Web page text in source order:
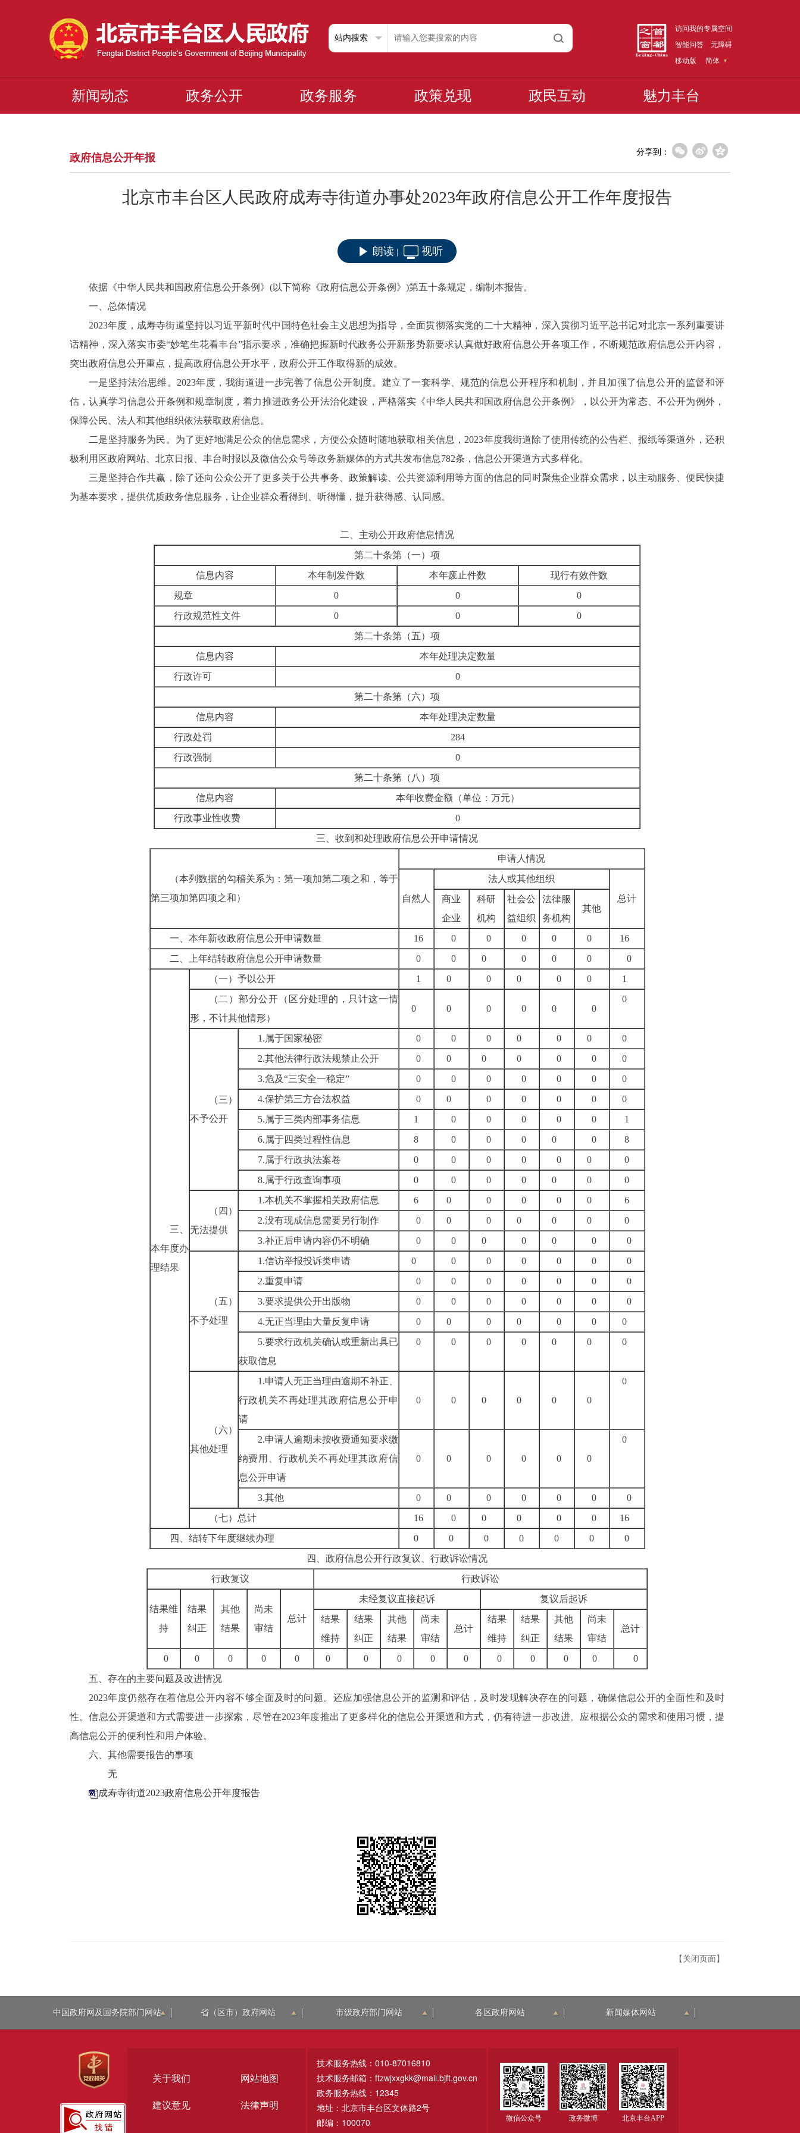
访问我的专属空间
智能问答
无障碍
移动版
简体
新闻动态 政务公开 政务服务 政策兑现 政民互动 魅力丰台
政府信息公开年报 分享到：
北京市丰台区人民政府成寿寺街道办事处2023年政府信息公开工作年度报告
朗读 视听
依据《中华人民共和国政府信息公开条例》 (以下简称《政府信息公开条例》)第五十条规定，编制本报告。
一、总体情况
2023年度 ， 成寿寺街道坚持以习近平新时代中国特色社会主义思想为指导，全面贯彻落实党的二十大精神，深入贯彻习近平总书记对北京一系列重要讲
话精神，深入落实市委“妙笔生花看丰台”指示要求，准确把握新时代政务公开新形势新要求认真做好政府信息公开各项工作，不断规范政府信息公开内容，
突出政府信息公开重点，提高政府信息公开水平，政府公开工作取得新的成效。
一是坚持法治思维。 2023年度，我街道进一步完善了信息公开制度。建立了一套科学、规范的信息公开程序和机制，并且加强了信息公开的监督和评
估，认真学习信息公开条例和规章制度，着力推进政务公开法治化建设，严格落实《中华人民共和国政府信息公开条例》，以公开为常态、不公开为例外，
保障公民、法人和其他组织依法获取政府信息。
二是坚持服务为民。为了更好地满足公众的信息需求，方便公众随时随地获取相关信息， 2023年度我街道除了使用传统的公告栏、报纸等渠道外，还积
极利用区政府网站、北京日报、丰台时报以及微信公众号等政务新媒体的方式共发布信息782条，信息公开渠道方式多样化。
三是坚持合作共赢，除了还向公众公开了更多关于公共事务、政策解读、公共资源利用等方面的信息的同时聚焦企业群众需求，以主动服务、便民快捷
为基本要求，提供优质政务信息服务，让企业群众看得到、听得懂，提升获得感、认同感。
二、 主动公开政府信息情况
第二十条第（一）项
信息内容
本年制发件数 本年废止件数
现行有效件数
规章
0 0
0
行政规范性文件
0 0
0
第二十条第（五）项
信息内容
本年处理决定数量
行政许可
0
第二十条第（六）项
信息内容
本年处理决定数量
行政处罚
284
行政强制
0
第二十条第（八）项
信息内容
本年收费金额（单位：万元）
行政事业性收费
0
三、 收到和处理政府信息公开申请情况
（本列数据的勾稽关系为：第一项加第二项之和，等于
第三项加第四项之和）
申请人情况
自然人
法人或其他组织
总计
商业
企业
科研
机构
社会公
益组织
法律服
务机构
其他
一、本年新收政府信息公开申请数量 16 0 0 0 0 0
16
二、上年结转政府信息公开申请数量
0 0 0 0 0 0 0
三、
本年度办
理结果
（一）予以公开 1 0 0 0 0 0
1
（二）部分公开 （区分处理的，只计这一情
形，不计其他情形）
0 0 0 0 0 0
0
（三）
不予公开
1.属于国家秘密 0 0 0 0 0 0
0
2.其他法律行政法规禁止公开
0 0 0 0 0 0
0
3.危及“三安全一稳定”
0 0 0 0 0 0
0
4.保护第三方合法权益
0 0 0 0 0 0
0
5.属于三类内部事务信息
1 0 0 0 0 0
1
6.属于四类过程性信息
8 0 0 0 0 0
8
7.属于行政执法案卷
0 0 0 0 0 0
0
8.属于行政查询事项
0 0 0 0 0 0 0
（四）
无法提供
1.本机关不掌握相关政府信息 6 0 0 0 0 0
6
2.没有现成信息需要另行制作
0 0 0 0 0 0
0
3.补正后申请内容仍不明确
0 0 0 0 0 0 0
（五）
不予处理
1.信访举报投诉类申请 0 0 0 0 0 0
0
2.重复申请
0 0 0 0 0 0
0
3.要求提供公开出版物
0 0 0 0 0 0
0
4.无正当理由大量反复申请
0 0 0 0 0 0
0
5.要求行政机关确认或重新出具已
获取信息
0 0 0 0 0 0 0
（六）
其他处理
1.申请人无正当理由逾期不补正、
行政机关不再处理其政府信息公开申
请
0 0 0 0 0 0
0
2.申请人逾期未按收费通知要求缴
纳费用、行政机关不再处理其政府信
息公开申请
0 0 0 0 0 0
0
3.其他 0 0 0 0 0 0
0
（七）总计
16 0 0 0 0 0
16
四、结转下年度继续办理
0 0 0 0 0 0
0
四、政府信息公开行政复议、行政诉讼情况
行政复议
行政诉讼
结果维
持
结果
纠正
其他
结果
尚未
审结
总计
未经复议直接起诉
复议后起诉
结果
维持
结果
纠正
其他
结果
尚未
审结
总计
结果
维持
结果
纠正
其他
结果
尚未
审结
总计
0 0 0 0 0 0 0 0 0 0 0 0 0 0
0
五、存在的主要问题及改进情况
2023年度仍然存在着信息公开内容不够全面及时的问题。 还应加强信息公开的监测和评估，及时发现解决存在的问题，确保信息公开的全面性和及时
性。信息公开渠道和方式需要进一步探索，尽管在2023年度推出了更多样化的信息公开渠道和方式，仍有待进一步改进。应根据公众的需求和使用习惯，提
高信息公开的便利性和用户体验。
六、其他需要报告的事项
无
成寿寺街道2023政府信息公开年度报告
【关闭页面】
中国政府网及国务院部门网站 省（区市）政府网站 市级政府部门网站 各区政府网站 新闻媒体网站
关于我们 网站地图
建议意见 法律声明
技术服务热线：010-87016810
技术服务邮箱：ftzwjxxgkk@mail.bjft.gov.cn
政务服务热线：12345
地址：北京市丰台区文体路2号
邮编：100070
微信公众号 政务微博 北京丰台APP